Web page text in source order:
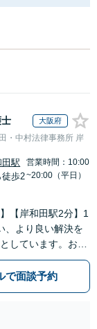
大阪府
・中村法律事務所 岸
田駅
徒歩2
営業時間：10:00
~20:00（平日）
【岸和田駅2分】1
、より良い解決を
しています。お気
。
で面談予約